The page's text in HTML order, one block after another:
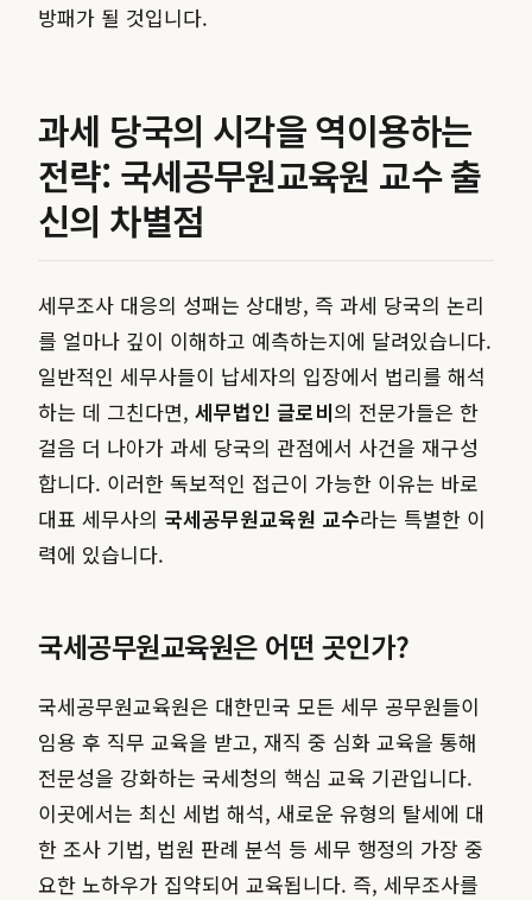
방패가 될 것입니다.
과세 당국의 시각을 역이용하는
전략: 국세공무원교육원 교수 출
신의 차별점
세무조사 대응의 성패는 상대방, 즉 과세 당국의 논리
를 얼마나 깊이 이해하고 예측하는지에 달려있습니다.
일반적인 세무사들이 납세자의 입장에서 법리를 해석
하는 데 그친다면, 세무법인 글로비의 전문가들은 한
걸음 더 나아가 과세 당국의 관점에서 사건을 재구성
합니다. 이러한 독보적인 접근이 가능한 이유는 바로
대표 세무사의 국세공무원교육원 교수라는 특별한 이
력에 있습니다.
국세공무원교육원은 어떤 곳인가?
국세공무원교육원은 대한민국 모든 세무 공무원들이
임용 후 직무 교육을 받고, 재직 중 심화 교육을 통해
전문성을 강화하는 국세청의 핵심 교육 기관입니다.
이곳에서는 최신 세법 해석, 새로운 유형의 탈세에 대
한 조사 기법, 법원 판례 분석 등 세무 행정의 가장 중
요한 노하우가 집약되어 교육됩니다. 즉, 세무조사를